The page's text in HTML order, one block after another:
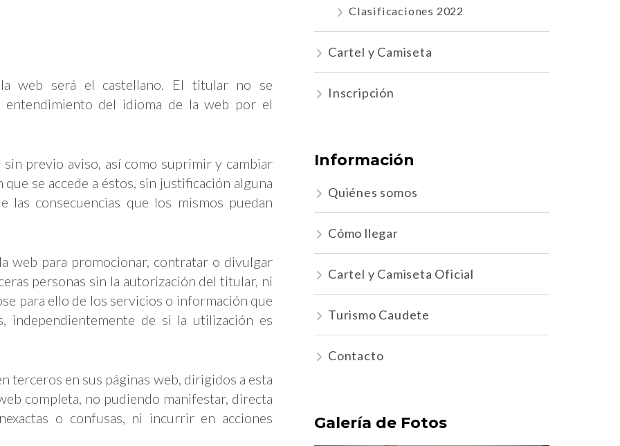
web será el castellano. El titular no se
del idioma de la web por el
previo aviso, así como suprimir y cambiar
se accede a éstos, sin justificación alguna
las consecuencias que los mismos puedan
web para promocionar, contratar o divulgar
personas sin la autorización del titular, ni
para ello de los servicios o información que
independientemente de si la utilización es
terceros en sus páginas web, dirigidos a esta
completa, no pudiendo manifestar, directa
o confusas, ni incurrir en acciones
Clasificaciones 2022
Cartel y Camiseta
Inscripción
Información
Quiénes somos
Cómo llegar
Cartel y Camiseta Oficial
Turismo Caudete
Contacto
Galería de Fotos